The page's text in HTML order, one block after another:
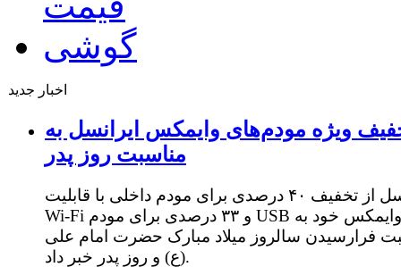
اخبار جدید
ویژه مودم‌های وایمکس ایرانسل به
مناسبت روز پدر
ایرانسل از تخفیف ۴۰ درصدی برای مودم داخلی با قابلیت
Wi-Fi و ۳۳ درصدی برای مودم USB وایمکس خود به
فرارسیدن سالروز میلاد مبارک حضرت امام علی
(ع) و روز پدر خبر داد.